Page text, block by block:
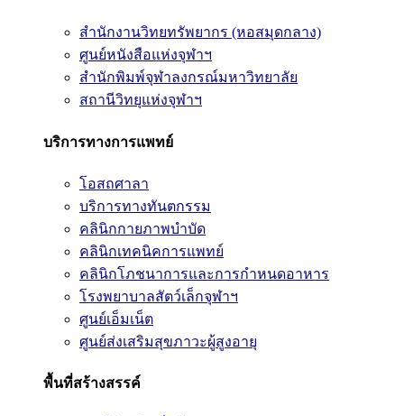
สำนักงานวิทยทรัพยากร (หอสมุดกลาง)
ศูนย์หนังสือแห่งจุฬาฯ
สำนักพิมพ์จุฬาลงกรณ์มหาวิทยาลัย
สถานีวิทยุแห่งจุฬาฯ
บริการทางการแพทย์
โอสถศาลา
บริการทางทันตกรรม
คลินิกกายภาพบำบัด
คลินิกเทคนิคการแพทย์
คลินิกโภชนาการและการกำหนดอาหาร
โรงพยาบาลสัตว์เล็กจุฬาฯ
ศูนย์เอ็มเน็ต
ศูนย์ส่งเสริมสุขภาวะผู้สูงอายุ
พื้นที่สร้างสรรค์